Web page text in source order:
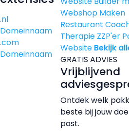
.nl
Domeinnaam
.com
Domeinnaam
Webshop Maken
Restaurant
Therapie ZZP'er
Website Bekijk
GRATIS ADVIES
Vrijblijvend
Ontdek welk
beste bij jouw
past.